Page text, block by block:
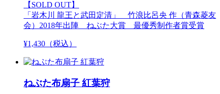
【SOLD OUT】
「岩木川 龍王と武田定清」 竹浪比呂央 作（青森菱友
会）2018年出陣 ねぶた大賞 最優秀制作者賞受賞
¥1,430 （税込）
ねぶた布扇子 紅葉狩